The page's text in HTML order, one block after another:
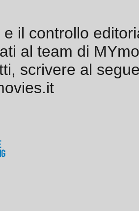
e il controllo
al team di
scrivere al